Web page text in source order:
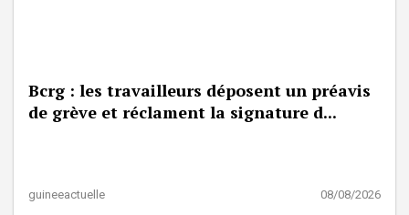
Bcrg : les travailleurs déposent un préavis
de grève et réclament la signature d...
guineeactuelle 08/08/2026